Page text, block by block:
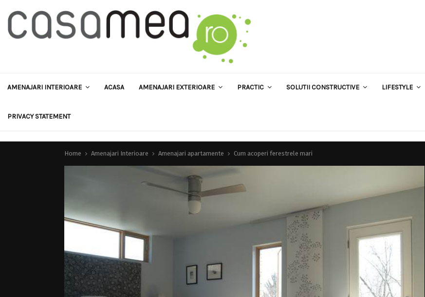
AMENAJARI INTERIOARE ACASA AMENAJARI EXTERIOARE PRACTIC SOLUTII CONSTRUCTIVE LIFESTYLE
PRIVACY STATEMENT
Home Amenajari Interioare Amenajari apartamente Cum acoperi ferestrele mari